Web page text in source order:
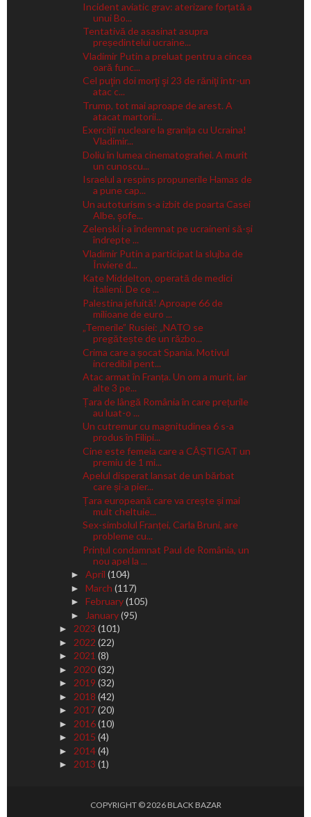
Incident aviatic grav: aterizare forțată a
unui Bo...
Tentativă de asasinat asupra
președintelui ucraine...
Vladimir Putin a preluat pentru a cincea
oară func...
Cel puţin doi morţi şi 23 de răniţi într-un
atac c...
Trump, tot mai aproape de arest. A
atacat martorii...
Exerciții nucleare la granița cu Ucraina!
Vladimir...
Doliu în lumea cinematografiei. A murit
un cunoscu...
Israelul a respins propunerile Hamas de
a pune cap...
Un autoturism s-a izbit de poarta Casei
Albe, şofe...
Zelenski i-a îndemnat pe ucraineni să-și
îndrepte ...
Vladimir Putin a participat la slujba de
Înviere d...
Kate Middelton, operată de medici
italieni. De ce ...
Palestina jefuită! Aproape 66 de
milioane de euro ...
„Temerile” Rusiei: „NATO se
pregătește de un războ...
Crima care a șocat Spania. Motivul
incredibil pent...
Atac armat în Franța. Un om a murit, iar
alte 3 pe...
Țara de lângă România în care prețurile
au luat-o ...
Un cutremur cu magnitudinea 6 s-a
produs în Filipi...
Cine este femeia care a CÂȘTIGAT un
premiu de 1 mi...
Apelul disperat lansat de un bărbat
care și-a pier...
Țara europeană care va crește și mai
mult cheltuie...
Sex-simbolul Franței, Carla Bruni, are
probleme cu...
Prințul condamnat Paul de România, un
nou apel la ...
► April (104)
► March (117)
► February(105)
► January(95)
► 2023 (101)
► 2022 (22)
► 2021 (8)
► 2020(32)
► 2019 (32)
► 2018 (42)
► 2017(20)
► 2016(10)
► 2015 (4)
► 2014(4)
► 2013 (1)
COPYRIGHT ©2026 BLACK BAZAR